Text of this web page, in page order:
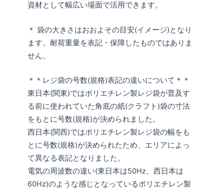
資材として幅広い場面で活用できます。
＊ 袋の大きさはおおよその目安(イメージ)となり
ます。耐荷重量を表記・保障したものではありま
せん。
＊＊レジ袋の号数(規格)表記の違いについて＊＊
東日本(関東)ではポリエチレン製レジ袋が普及す
る前に使われていた角底の紙(クラフト)袋の寸法
をもとに号数(規格)が決められました。
西日本(関西)ではポリエチレン製レジ袋の幅をも
とに号数(規格)が決められたため、エリアによっ
て異なる表記となりました。
電気の周波数の違い(東日本は50Hz、西日本は
60Hz)のような感じとなっているポリエチレン製